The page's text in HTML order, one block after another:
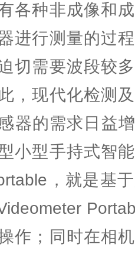
各种非成像和
进行测量的过
切需要波段较
，现代化检测
器的需求日益
小型手持式智
，就是基
作；同时在相